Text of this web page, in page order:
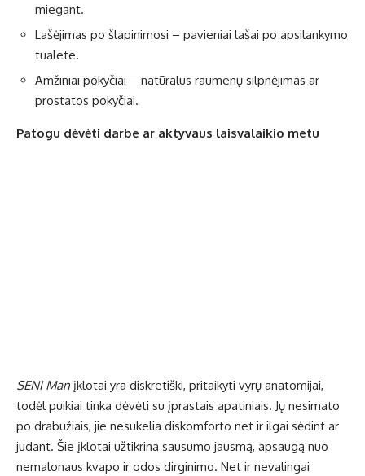
miegant.
Lašėjimas po šlapinimosi – pavieniai lašai po apsilankymo
tualete.
Amžiniai pokyčiai – natūralus raumenų silpnėjimas ar
prostatos pokyčiai.
Patogu dėvėti darbe ar aktyvaus laisvalaikio metu
SENI Man įklotai yra diskretiški, pritaikyti vyrų anatomijai,
todėl puikiai tinka dėvėti su įprastais apatiniais. Jų nesimato
po drabužiais, jie nesukelia diskomforto net ir ilgai sėdint ar
judant. Šie įklotai užtikrina sausumo jausmą, apsaugą nuo
nemalonaus kvapo ir odos dirginimo. Net ir nevalingai